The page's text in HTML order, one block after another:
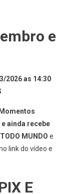
e
2026 as 14:30
ainda recebe
MUNDO e
link do vídeo e
E